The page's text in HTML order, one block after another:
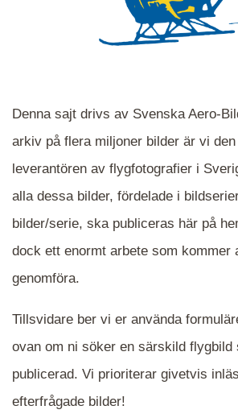
När du ser blåa, röda eller gröna
en serie i varje. Dra i kartan för
närmare det område Du söker
mappen.
Denna sajt drivs av Svenska Aero-
arkiv på flera miljoner bilder är vi
leverantören av flygfotografier i
alla dessa bilder, fördelade i
bilder/serie, ska publiceras här på
dock ett enormt arbete som kommer
genomföra.
Tillsvidare ber vi er använda
ovan om ni söker en särskild flygbild
publicerad. Vi prioriterar givetvis
efterfrågade bilder!